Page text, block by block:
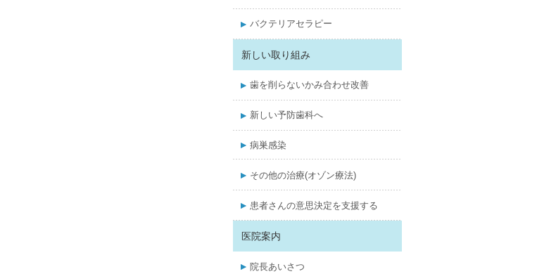
バクテリアセラピー
新しい取り組み
歯を削らないかみ合わせ改善
新しい予防歯科へ
病巣感染
その他の治療(オゾン療法)
患者さんの意思決定を支援する
医院案内
院長あいさつ